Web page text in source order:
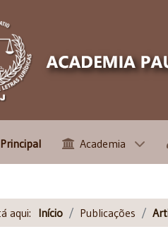
Principal Academia
aqui: Início Publicações